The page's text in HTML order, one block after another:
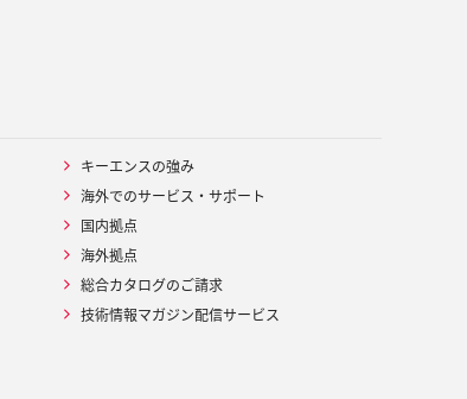
キーエンスの強み
海外でのサービス・サポート
国内拠点
海外拠点
総合カタログのご請求
技術情報マガジン配信サービス